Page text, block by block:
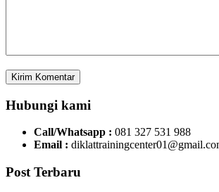
Hubungi kami
Call/Whatsapp : 081 327 531 988
Email :
Post Terbaru